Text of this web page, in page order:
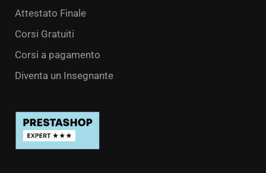
Attestato Finale
Corsi Gratuiti
Corsi a pagamento
Diventa un Insegnante